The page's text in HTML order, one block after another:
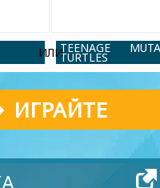
ИЛИTEENAGE
TURTLES
ИГРАЙТЕ